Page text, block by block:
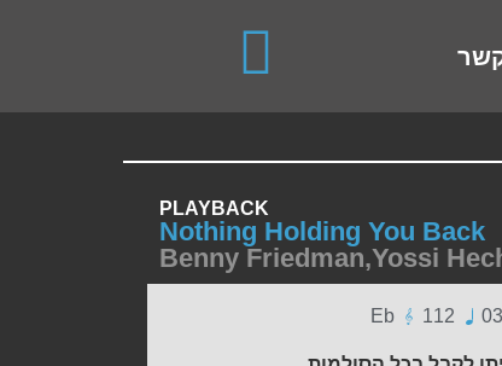
up and down arrows to review and enter to go to
PLAYBACK
Nothing Holding You Back
Benny Friedman,Yossi
112
Eb